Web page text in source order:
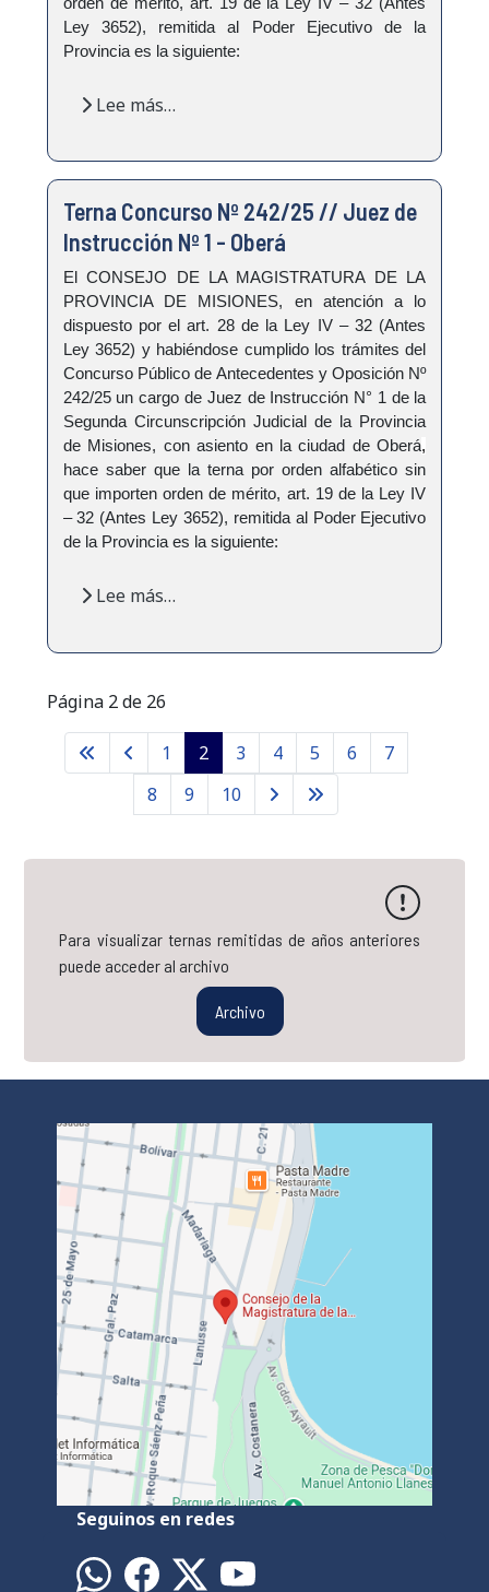
Ley 3652), remitida al Poder Ejecutivo de la
Provincia es la siguiente:
Lee más…
Terna Concurso Nº 242/25 // Juez de
Instrucción Nº 1 - Oberá
El CONSEJO DE LA MAGISTRATURA DE LA
PROVINCIA DE MISIONES, en atención a lo
dispuesto por el art. 28 de la Ley IV – 32 (Antes
Ley 3652) y habiéndose cumplido los trámites del
Concurso Público de Antecedentes y Oposición Nº
242/25 un cargo de Juez de Instrucción N° 1 de la
Segunda Circunscripción Judicial de la Provincia
de Misiones, con asiento en la ciudad de Oberá,
hace saber que la terna por orden alfabético sin
que importen orden de mérito, art. 19 de la Ley IV
– 32 (Antes Ley 3652), remitida al Poder Ejecutivo
de la Provincia es la siguiente:
Lee más…
Página 2 de 26
1 2 3 4 5 6
7
8
9 10
Para visualizar ternas remitidas de años anteriores
puede acceder al archivo
Archivo
Seguinos en redes